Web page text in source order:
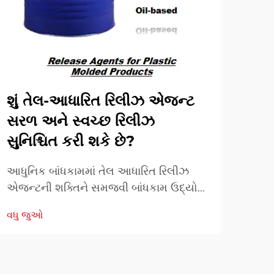
શું તેલ-આધારિત રિલીઝ એજન્ટ
સરળ અને સ્વચ્છ રિલીઝ
સુનિશ્ચિત કરી શકે છે?
આધુનિક બાંધકામમાં તેલ આધારિત રિલીઝ
એજન્ટની શક્તિને સમજવી બાંધકામ ઉદ્યોગ
ગુણવત્તા વધારવા માટે નવીન ઉકેલો શોધે છે.
વધુ જુઓ